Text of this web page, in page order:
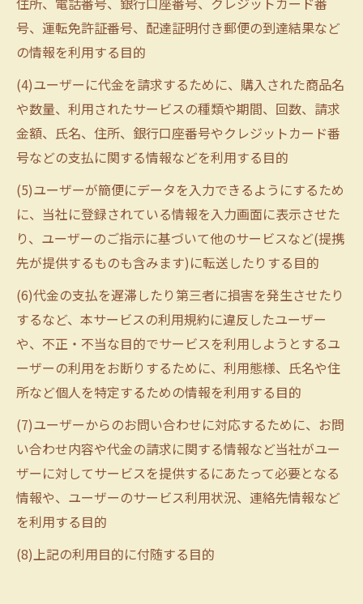
号、運転免許証番号、配達証明付き郵便の到達結果など
の情報を利用する目的
(4)ユーザーに代金を請求するために、購入された商品名
や数量、利用されたサービスの種類や期間、回数、請求
金額、氏名、住所、銀行口座番号やクレジットカード番
号などの支払に関する情報などを利用する目的
(5)ユーザーが簡便にデータを入力できるようにするため
に、当社に登録されている情報を入力画面に表示させた
り、ユーザーのご指示に基づいて他のサービスなど(提携
先が提供するものも含みます)に転送したりする目的
(6)代金の支払を遅滞したり第三者に損害を発生させたり
するなど、本サービスの利用規約に違反したユーザー
や、不正・不当な目的でサービスを利用しようとするユ
ーザーの利用をお断りするために、利用態様、氏名や住
所など個人を特定するための情報を利用する目的
(7)ユーザーからのお問い合わせに対応するために、お問
い合わせ内容や代金の請求に関する情報など当社がユー
ザーに対してサービスを提供するにあたって必要となる
情報や、ユーザーのサービス利用状況、連絡先情報など
を利用する目的
(8)上記の利用目的に付随する目的